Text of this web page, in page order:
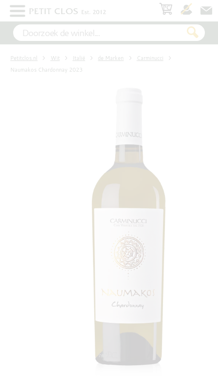
WIT
ROSÉ
Petitclos.nl Wit Italië de Marken
Carminucci
Naumakos Chardonnay 2023